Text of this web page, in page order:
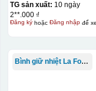
TG sản xuất: 10 ngày
2**.000 ₫
Đăng kýhoặc Đăng nhậpđể
Bình giữ nhiệt La Fonte